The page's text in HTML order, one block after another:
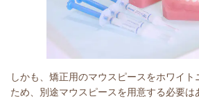
しかも、矯正用のマウスピースをホワイト
ため、別途マウスピースを用意する必要は